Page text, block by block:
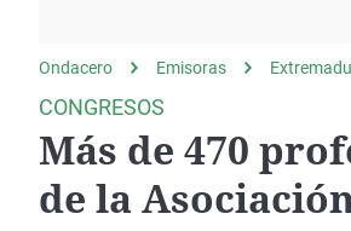
Ondacero Emisoras
CONGRESOS
Más de 470
de la